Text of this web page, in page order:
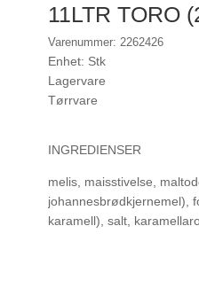
11LTR TORO
Varenummer: 2262426
Enhet: Stk
Lagervare
Tørrvare
INGREDIENSER
melis, maisstivelse,
johannesbrødkjernemel),
karamell), salt,